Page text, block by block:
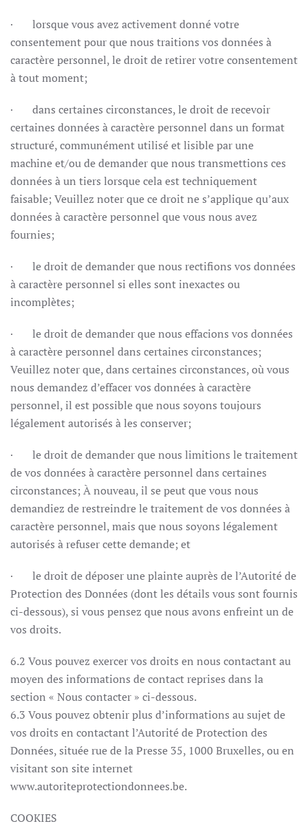
· lorsque vous avez activement donné votre
consentement pour que nous traitions vos données à
caractère personnel, le droit de retirer votre consentement
à tout moment;
· dans certaines circonstances, le droit de recevoir
certaines données à caractère personnel dans un format
structuré, communément utilisé et lisible par une
machine et/ou de demander que nous transmettions ces
données à un tiers lorsque cela est techniquement
faisable; Veuillez noter que ce droit ne s’applique qu’aux
données à caractère personnel que vous nous avez
fournies;
· le droit de demander que nous rectifions vos données
à caractère personnel si elles sont inexactes ou
incomplètes;
· le droit de demander que nous effacions vos données
à caractère personnel dans certaines circonstances;
Veuillez noter que, dans certaines circonstances, où vous
nous demandez d’effacer vos données à caractère
personnel, il est possible que nous soyons toujours
légalement autorisés à les conserver;
· le droit de demander que nous limitions le traitement
de vos données à caractère personnel dans certaines
circonstances; À nouveau, il se peut que vous nous
demandiez de restreindre le traitement de vos données à
caractère personnel, mais que nous soyons légalement
autorisés à refuser cette demande; et
· le droit de déposer une plainte auprès de l’Autorité de
Protection des Données (dont les détails vous sont fournis
ci-dessous), si vous pensez que nous avons enfreint un de
vos droits.
6.2 Vous pouvez exercer vos droits en nous contactant au
moyen des informations de contact reprises dans la
section « Nous contacter » ci-dessous.
6.3 Vous pouvez obtenir plus d’informations au sujet de
vos droits en contactant l’Autorité de Protection des
Données, située rue de la Presse 35, 1000 Bruxelles, ou en
visitant son site internet
www.autoriteprotectiondonnees.be.
COOKIES